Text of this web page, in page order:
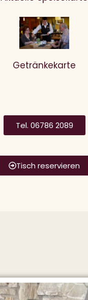
Getränkekarte
Tel. 06786 2089
Tisch reservieren